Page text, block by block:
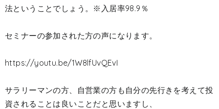
法ということでしょう。※入居率98.9％
セミナーの参加された方の声になります。
https://youtu.be/1W8lfUvQEvI
サラリーマンの方、自営業の方も自分の先行きを考えて投
資されることは良いことだと思いますし、